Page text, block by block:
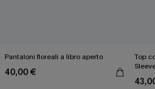
Pantaloni floreali a libro aperto
40,00 €
Top